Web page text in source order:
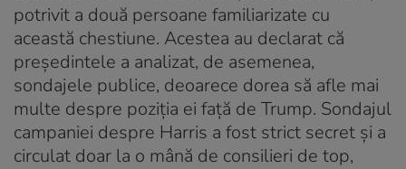
potrivit a două persoane familiarizate cu
această chestiune. Acestea au declarat că
preşedintele a analizat, de asemenea,
sondajele publice, deoarece dorea să afle mai
multe despre poziţia ei faţă de Trump. Sondajul
campaniei despre Harris a fost strict secret şi a
circulat doar la o mână de consilieri de top,